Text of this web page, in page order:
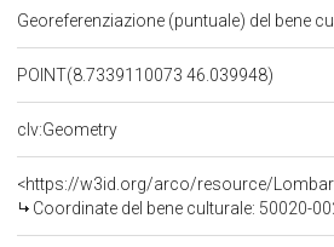
Georeferenziazione (puntuale) del bene
POINT(8.7339110073 46.039948)
clv:Geometry
<https://w3id.org/arco/resource/
Coordinate del bene culturale: 50020-